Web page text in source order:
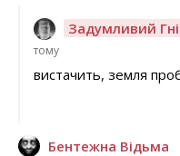
Задумливий
тому
вистачить, земля
Бентежна Відьма